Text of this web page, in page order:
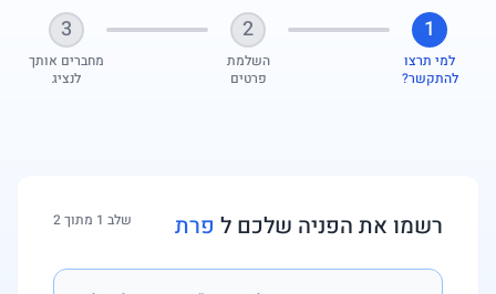
1
למי תרצו
להתקשר?
2
השלמת
פרטים
3
מחברים אותך
לנציג
רשמו את הפניה שלכם ל פרת שלב 1 מתוך 2